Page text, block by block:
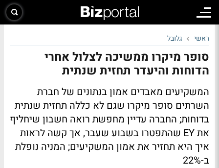
ראשי גלובל
סופר מיקרו ממשיכה לצלול אחרי
הדוחות והיעדר תחזית שנתית
המשקיעים מאבדים אמון בנתונים של חברת
השרתים סופר מיקרו שגם לא כללה תחזית שנתית
בדוחות; החברה עדיין מחפשת רואה חשבון שיחליף
את EY שהתפטרו בשבוע שעבר, אך קשה לראות
איך היא תחזיר את אמון המשקיעים; המניה נופלת
ב-22%